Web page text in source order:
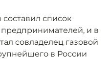
список
и в
совладелец газовой
в России